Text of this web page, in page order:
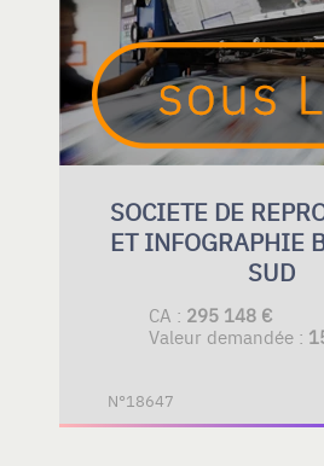
SOCIETE DE
ET INFOGRAPHIE
SUD
CA : 295 148 €
Valeur demandée :
N°18647